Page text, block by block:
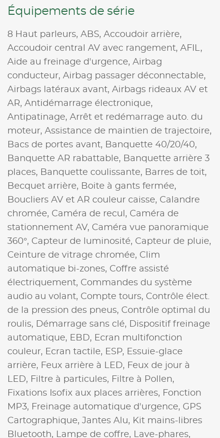
Équipements de série
8 Haut parleurs, ABS, Accoudoir arrière,
Accoudoir central AV avec rangement, AFIL,
Aide au freinage d'urgence, Airbag
conducteur, Airbag passager déconnectable,
Airbags latéraux avant, Airbags rideaux AV et
AR, Antidémarrage électronique,
Antipatinage, Arrêt et redémarrage auto. du
moteur, Assistance de maintien de trajectoire,
Bacs de portes avant, Banquette 40/20/40,
Banquette AR rabattable, Banquette arrière 3
places, Banquette coulissante, Barres de toit,
Becquet arrière, Boite à gants fermée,
Boucliers AV et AR couleur caisse, Calandre
chromée, Caméra de recul, Caméra de
stationnement AV, Caméra vue panoramique
360°, Capteur de luminosité, Capteur de pluie,
Ceinture de vitrage chromée, Clim
automatique bi-zones, Coffre assisté
électriquement, Commandes du système
audio au volant, Compte tours, Contrôle élect.
de la pression des pneus, Contrôle optimal du
roulis,
Démarrage sans clé,
Dispositif freinage
automatique, EBD, Ecran multifonction
couleur, Ecran tactile, ESP, Essuie-glace
arrière, Feux arrière à LED, Feux de jour à
LED, Filtre à particules, Filtre à Pollen,
Fixations Isofix aux places arrières, Fonction
MP3, Freinage automatique d'urgence, GPS
Cartographique, Jantes Alu, Kit mains-libres
Bluetooth,
Lampe de coffre, Lave-phares,